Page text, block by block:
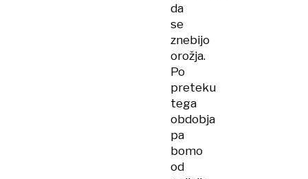
da
se
znebijo
orožja.
Po
preteku
tega
obdobja
pa
bomo
od